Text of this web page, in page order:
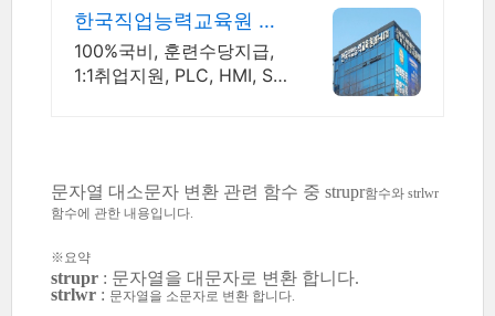
편입학점 취득
한국직업능력교육원 군
포캠퍼스
100%국비, 훈련수당지급,
1:1취업지원, PLC, HMI, SC
문자열 대소문자 변환 관련 함수 중 strupr함수와 strlwr
함수에 관한 내용입니다.
※요약
strupr : 문자열을 대문자로 변환 합니다.
strlwr : 문자열을 소문자로 변환 합니다.